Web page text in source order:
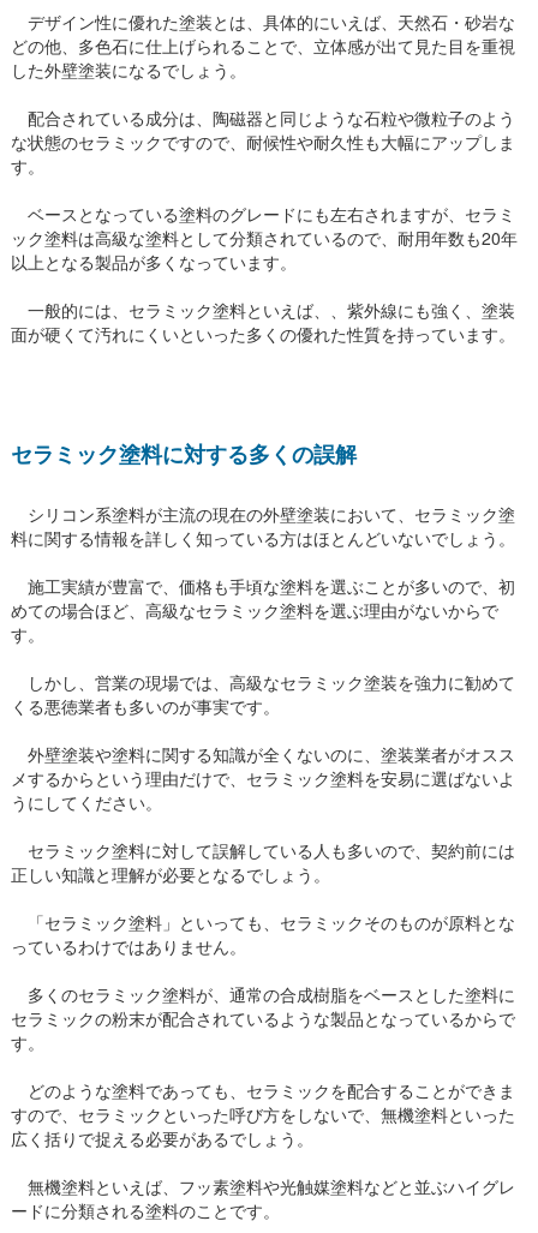
デザイン性に優れた塗装とは、具体的にいえば、天然石・砂岩な
どの他、多色石に仕上げられることで、立体感が出て見た目を重視
した外壁塗装になるでしょう。
配合されている成分は、陶磁器と同じような石粒や微粒子のよう
な状態のセラミックですので、耐候性や耐久性も大幅にアップしま
す。
ベースとなっている塗料のグレードにも左右されますが、セラミ
ック塗料は高級な塗料として分類されているので、耐用年数も20年
以上となる製品が多くなっています。
一般的には、セラミック塗料といえば、、紫外線にも強く、塗装
面が硬くて汚れにくいといった多くの優れた性質を持っています。
セラミック塗料に対する多くの誤解
シリコン系塗料が主流の現在の外壁塗装において、セラミック塗
料に関する情報を詳しく知っている方はほとんどいないでしょう。
施工実績が豊富で、価格も手頃な塗料を選ぶことが多いので、初
めての場合ほど、高級なセラミック塗料を選ぶ理由がないからで
す。
しかし、営業の現場では、高級なセラミック塗装を強力に勧めて
くる悪徳業者も多いのが事実です。
外壁塗装や塗料に関する知識が全くないのに、塗装業者がオスス
メするからという理由だけで、セラミック塗料を安易に選ばないよ
うにしてください。
セラミック塗料に対して誤解している人も多いので、契約前には
正しい知識と理解が必要となるでしょう。
「セラミック塗料」といっても、セラミックそのものが原料とな
っているわけではありません。
多くのセラミック塗料が、通常の合成樹脂をベースとした塗料に
セラミックの粉末が配合されているような製品となっているからで
す。
どのような塗料であっても、セラミックを配合することができま
すので、セラミックといった呼び方をしないで、無機塗料といった
広く括りで捉える必要があるでしょう。
無機塗料といえば、フッ素塗料や光触媒塗料などと並ぶハイグレ
ードに分類される塗料のことです。